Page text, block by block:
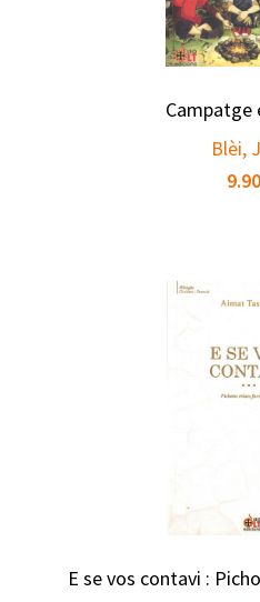
Campatge
Blèi,
9.90
E se vos contavi :